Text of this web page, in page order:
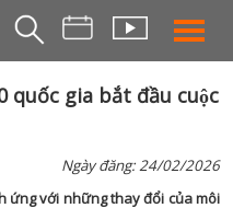
THỜI
THỜI SỰ
THỜI SỰ
quốc gia bắt đầu cuộc
Ngày đăng: 24/02/2026
ứng với những thay đổi của môi